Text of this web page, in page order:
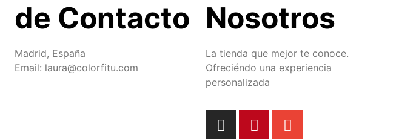
de Contacto
Madrid, España
Email: laura@colorfitu.com
Nosotros
La tienda que mejor te conoce.
Ofreciéndo una experiencia
personalizada